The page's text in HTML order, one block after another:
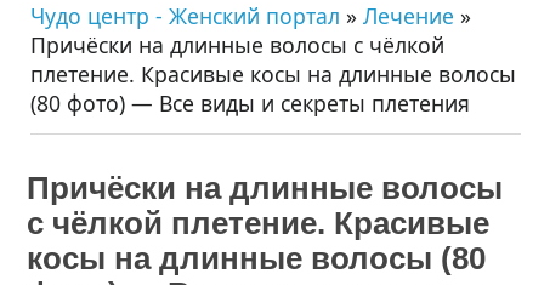
Чудо центр - Женский портал » Лечение »
Причёски на длинные волосы с чёлкой
плетение. Красивые косы на длинные волосы
(80 фото) — Все виды и секреты плетения
Причёски на длинные волосы
с чёлкой плетение. Красивые
косы на длинные волосы (80